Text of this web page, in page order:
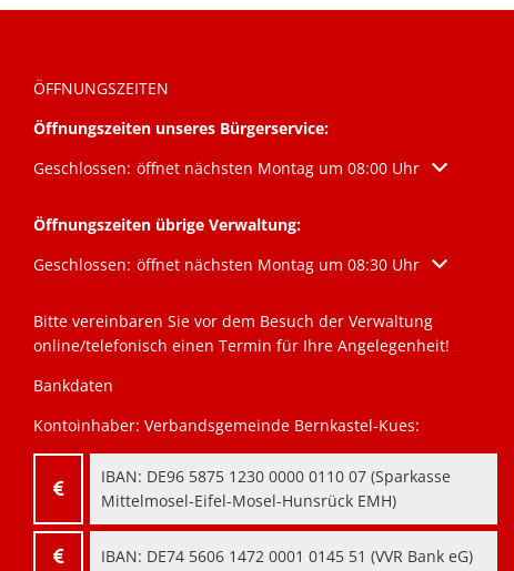
ÖFFNUNGSZEITEN
Öffnungszeiten unseres Bürgerservice:
Klicken, um weitere Öffnungs- oder Schließzeiten auszublenden
Geschlossen: öffnet nächsten Montag um 08:00 Uhr
Öffnungszeiten übrige Verwaltung:
Klicken, um weitere Öffnungs- oder Schließzeiten auszublenden
Geschlossen: öffnet nächsten Montag um 08:30 Uhr
Bitte vereinbaren Sie vor dem Besuch der Verwaltung
online/telefonisch einen Termin für Ihre Angelegenheit!
Bankdaten
Kontoinhaber: Verbandsgemeinde Bernkastel-Kues:
IBAN: ‍DE96 5875 1230 0000 0110 07‍ (Sparkasse
Mittelmosel-Eifel-Mosel-Hunsrück EMH)
IBAN: ‍DE74 5606 1472 0001 0145 51‍ (VVR Bank eG)